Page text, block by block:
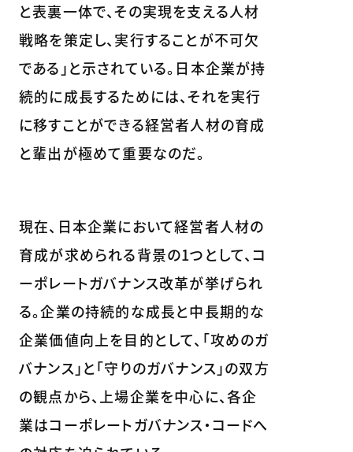
と表裏一体で、その実現を支える人材
戦略を策定し、実行することが不可欠
である」と示されている。日本企業が持
続的に成長するためには、それを実行
に移すことができる経営者人材の育成
と輩出が極めて重要なのだ。
現在、日本企業において経営者人材の
育成が求められる背景の1つとして、コ
ーポレートガバナンス改革が挙げられ
る。企業の持続的な成長と中長期的な
企業価値向上を目的として、「攻めのガ
バナンス」と「守りのガバナンス」の双方
の観点から、上場企業を中心に、各企
業はコーポレートガバナンス・コードへ